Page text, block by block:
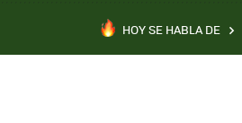
HOY SE HABLA DE